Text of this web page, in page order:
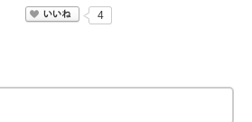
いいね
4